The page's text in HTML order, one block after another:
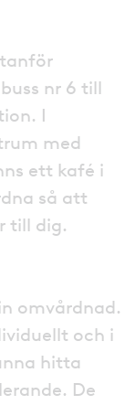
nr 6 till
I
med
ett kafé i
så att
till dig.
omvårdnad.
och i
hitta
De